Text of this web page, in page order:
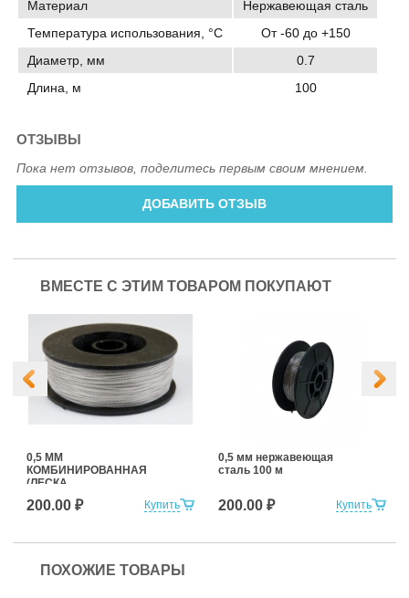
Материал
Нержавеющая сталь
Температура использования, °C
От -60 до +150
Диаметр, мм
0.7
Длина, м
100
ОТЗЫВЫ
Пока нет отзывов, поделитесь первым своим мнением.
ДОБАВИТЬ ОТЗЫВ
ВМЕСТЕ С ЭТИМ ТОВАРОМ ПОКУПАЮТ
Купить
0,5 ММ
КОМБИНИРОВАННАЯ
(ЛЕСКА
+НЕРЖАВЕЮЩАЯ
СТАЛЬ) 100 м
200.00 ₽ Купить
0,5 мм нержавеющая
сталь 100 м
200.00 ₽
ПОХОЖИЕ ТОВАРЫ